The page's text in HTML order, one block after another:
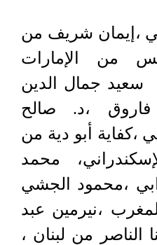
،إيمان شريف من
من الإمارات
سعيد جمال الدين
فاروق ،د. صالح
،كفاية أبو دية من
محمد
،محمود الجشي
،نيرمين عبد
الناصر من لبنان ،